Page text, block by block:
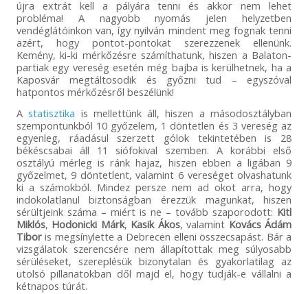
újra extrát kell a pályára tenni és akkor nem lehet
probléma! A nagyobb nyomás jelen helyzetben
vendéglátóinkon van, így nyilván mindent meg fognak tenni
azért, hogy pontot-pontokat szerezzenek ellenünk.
Kemény, ki-ki mérkőzésre számíthatunk, hiszen a Balaton-
partiak egy vereség esetén még bajba is kerülhetnek, ha a
Kaposvár megtáltosodik és győzni tud – egyszóval
hatpontos mérkőzésről beszélünk!
Astatisztika is mellettünk áll, hiszen a másodosztályban
szempontunkból 10 győzelem, 1 döntetlen és 3 vereség az
egyenleg, ráadásul szerzett gólok tekintetében is 28
békéscsabai áll 11 siófokival szemben. A korábbi első
osztályú mérleg is ránk hajaz, hiszen ebben a ligában 9
győzelmet, 9 döntetlent, valamint 6 vereséget olvashatunk
ki a számokból. Mindez persze nem ad okot arra, hogy
indokolatlanul biztonságban érezzük magunkat, hiszen
sérültjeink száma – miért is ne – tovább szaporodott: Kitl
Miklós, Hodonicki Márk, Kasik Ákos, valamint Kovács Ádám
Tiboris megsínylette a Debrecen elleni összecsapást. Bár a
vizsgálatok szerencsére nem állapítottak meg súlyosabb
sérüléseket, szereplésük bizonytalan és gyakorlatilag az
utolsó pillanatokban dől majd el, hogy tudják-e vállalni a
kétnapos túrát.